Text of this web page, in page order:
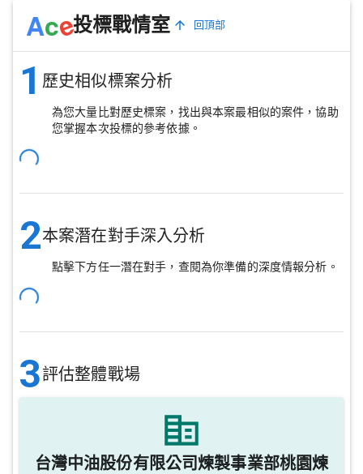
Ace投標戰情室 回頂部
1 歷史相似標案分析
為您大量比對歷史標案，找出與本案最相似的案件，協助
您掌握本次投標的參考依據。
2本案潛在對手深入分析
點擊下方任一潛在對手，查閱為你準備的深度情報分析。
3評估整體戰場
台灣中油股份有限公司煉製事業部桃園煉